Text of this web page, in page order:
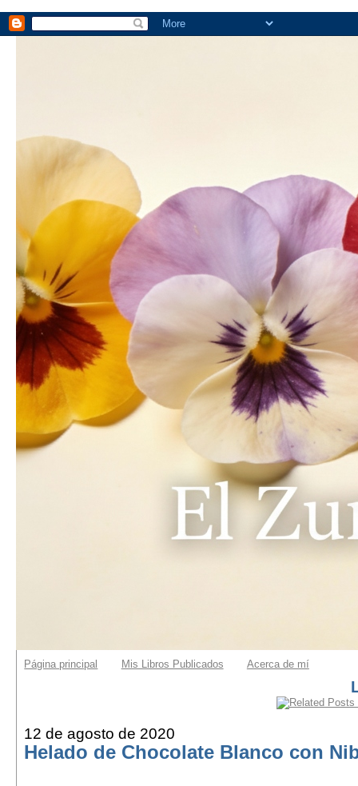
Página principal Mis Libros Publicados Acerca de mí
12 de agosto de 2020
Helado de Chocolate Blanco con